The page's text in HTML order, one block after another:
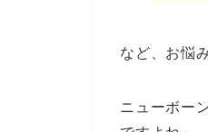
など、お悩
ニューボー